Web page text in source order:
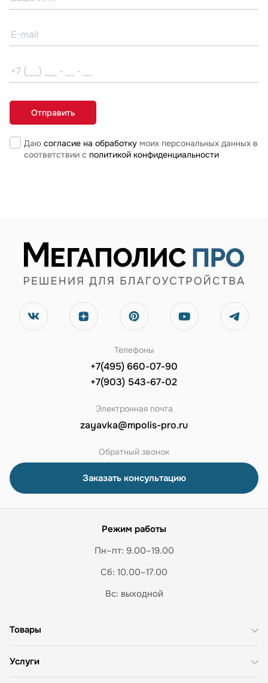
Даю согласие на обработкумоих персональных данных в
соответствии с политикой конфиденциальности
Телефоны
+7(495) 660-07-90
+7(903) 543-67-02
Электронная почта
zayavka@mpolis-pro.ru
Обратный звонок
Заказать консультацию
Режим работы
Пн–пт: 9.00–19.00
Сб: 10.00–17.00
Вс: выходной
Товары
Услуги